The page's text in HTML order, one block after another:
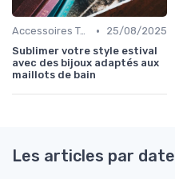
Accessoires Tendance •
25/08/2025
Sublimer votre style estival
avec des bijoux adaptés aux
maillots de bain
Les articles par date